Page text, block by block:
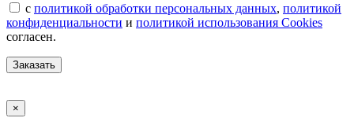
с политикой обработки персональных данных, политикой
конфиденциальности и политикой использования Cookies
согласен.
×